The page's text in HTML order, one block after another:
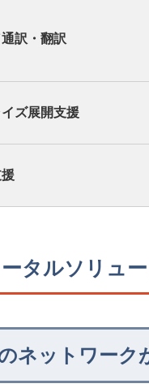
訳・翻訳
ズ展開支援
ータルソリュ
ネットワーク